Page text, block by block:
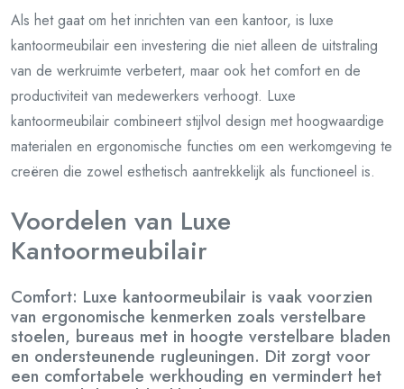
Als het gaat om het inrichten van een kantoor, is luxe
kantoormeubilair een investering die niet alleen de uitstraling
van de werkruimte verbetert, maar ook het comfort en de
productiviteit van medewerkers verhoogt. Luxe
kantoormeubilair combineert stijlvol design met hoogwaardige
materialen en ergonomische functies om een werkomgeving te
creëren die zowel esthetisch aantrekkelijk als functioneel is.
Voordelen van Luxe
Kantoormeubilair
Comfort: Luxe kantoormeubilair is vaak voorzien
van ergonomische kenmerken zoals verstelbare
stoelen, bureaus met in hoogte verstelbare bladen
en ondersteunende rugleuningen. Dit zorgt voor
een comfortabele werkhouding en vermindert het